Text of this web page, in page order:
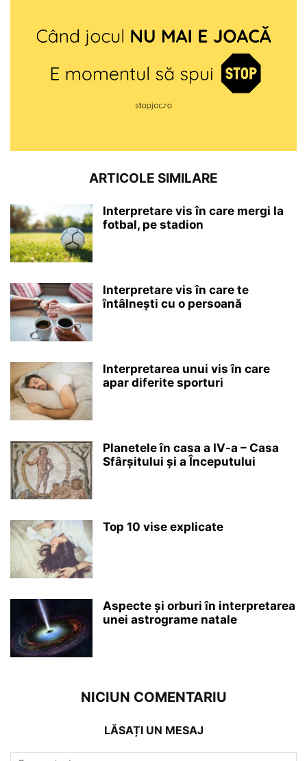
ARTICOLE SIMILARE
Interpretare vis în care mergi la
fotbal, pe stadion
Interpretare vis în care te
întâlnești cu o persoană
Interpretarea unui vis în care
apar diferite sporturi
Planetele în casa a IV-a – Casa
Sfârșitului și a Începutului
Top 10 vise explicate
Aspecte și orburi în interpretarea
unei astrograme natale
NICIUN COMENTARIU
LĂSAȚI UN MESAJ